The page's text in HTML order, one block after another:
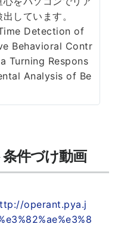
しています。
Detection of
Behavioral Contr
Turning Respons
Analysis of Be
件づけ動画
operant.pya.j